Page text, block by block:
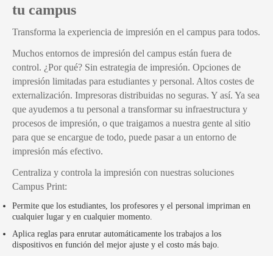
tu campus
Transforma la experiencia de impresión en el campus para todos.
Muchos entornos de impresión del campus están fuera de
control. ¿Por qué? Sin estrategia de impresión. Opciones de
impresión limitadas para estudiantes y personal. Altos costes de
externalización. Impresoras distribuidas no seguras. Y así. Ya sea
que ayudemos a tu personal a transformar su infraestructura y
procesos de impresión, o que traigamos a nuestra gente al sitio
para que se encargue de todo, puede pasar a un entorno de
impresión más efectivo.
Centraliza y controla la impresión con nuestras soluciones
Campus Print:
Permite que los estudiantes, los profesores y el personal impriman en
cualquier lugar y en cualquier momento.
Aplica reglas para enrutar automáticamente los trabajos a los
dispositivos en función del mejor ajuste y el costo más bajo.